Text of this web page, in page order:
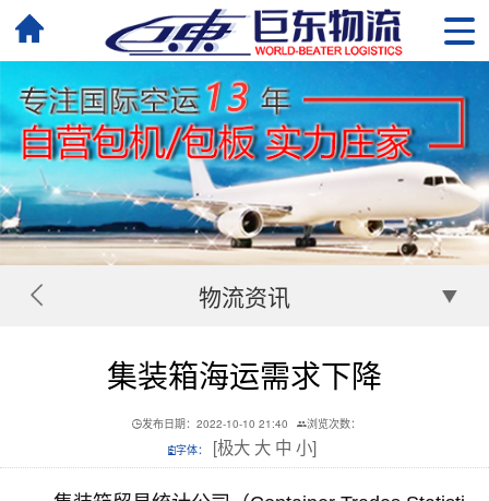
物流资讯
集装箱海运需求下降
发布日期：2022-10-10 21:40
浏览次数：
字体：
[极大 大 中 小]